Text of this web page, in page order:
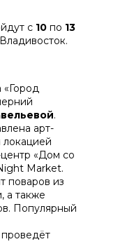
с 10 по 13
«Город
.
арт-
«Дом со
Market.
поваров из
а также
Популярный
проведёт